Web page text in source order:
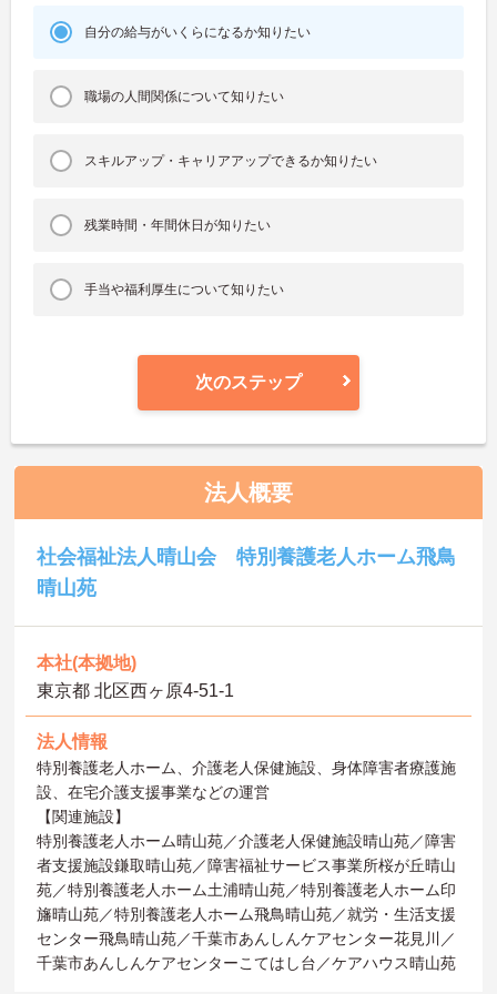
自分の給与がいくらになるか知りたい
職場の人間関係について知りたい
スキルアップ・キャリアアップできるか知りたい
残業時間・年間休日が知りたい
手当や福利厚生について知りたい
次のステップ
法人概要
社会福祉法人晴山会 特別養護老人ホーム飛鳥
晴山苑
本社(本拠地)
東京都 北区西ヶ原4-51-1
法人情報
特別養護老人ホーム、介護老人保健施設、身体障害者療護施
設、在宅介護支援事業などの運営
【関連施設】
特別養護老人ホーム晴山苑／介護老人保健施設晴山苑／障害
者支援施設鎌取晴山苑／障害福祉サービス事業所桜が丘晴山
苑／特別養護老人ホーム土浦晴山苑／特別養護老人ホーム印
旛晴山苑／特別養護老人ホーム飛鳥晴山苑／就労・生活支援
センター飛鳥晴山苑／千葉市あんしんケアセンター花見川／
千葉市あんしんケアセンターこてはし台／ケアハウス晴山苑